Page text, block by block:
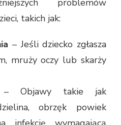
takich jak:
– Jeśli dziecko zgłasza
mruży oczy lub skarży
Objawy takie jak
obrzęk powiek